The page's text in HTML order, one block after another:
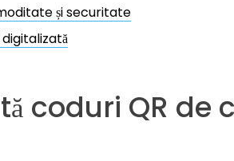
și securitate
coduri QR de